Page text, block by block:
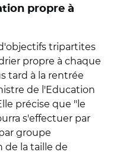
propre à
tripartites
propre à chaque
tard à la rentrée
de l'Education
précise que "le
s'effectuer par
groupe
de la taille de